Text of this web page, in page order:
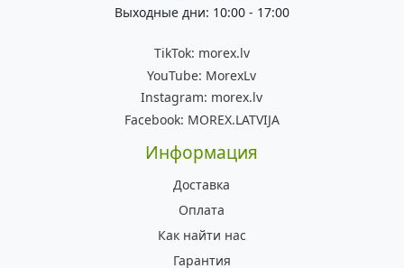
Выходные дни: 10:00 - 17:00
TikTok: morex.lv
YouTube: MorexLv
Instagram: morex.lv
Facebook: MOREX.LATVIJA
Информация
Доставка
Оплата
Как найти нас
Гарантия